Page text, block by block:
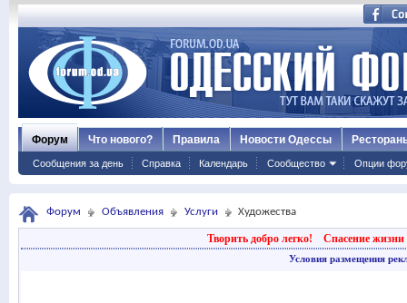
Форум
Сообщения за день Справка Календарь Сообщество Опции
Что нового? Правила Новости Одессы
Форум Объявления Услуги Художества
Творить добро легко! Спасение жизни
Условия размещения